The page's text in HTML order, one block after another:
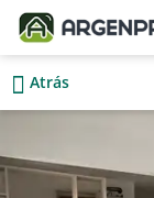
Atrás